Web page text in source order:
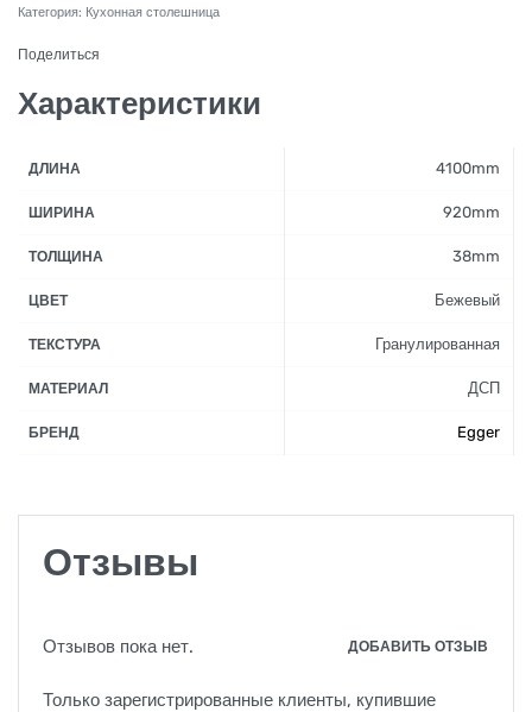
Категория: Кухонная столешница
Поделиться
Характеристики
ДЛИНА 4100mm
ШИРИНА 920mm
ТОЛЩИНА 38mm
ЦВЕТ Бежевый
ТЕКСТУРА Гранулированная
МАТЕРИАЛ ДСП
БРЕНД Egger
Отзывы
Отзывов пока нет. ДОБАВИТЬ ОТЗЫВ
Только зарегистрированные клиенты, купившие